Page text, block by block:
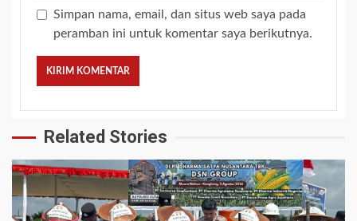
Simpan nama, email, dan situs web saya pada
peramban ini untuk komentar saya berikutnya.
Related Stories